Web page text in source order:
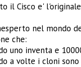
il Cisco e'
nel mondo
che:
uno inventa e
a volte i cloni